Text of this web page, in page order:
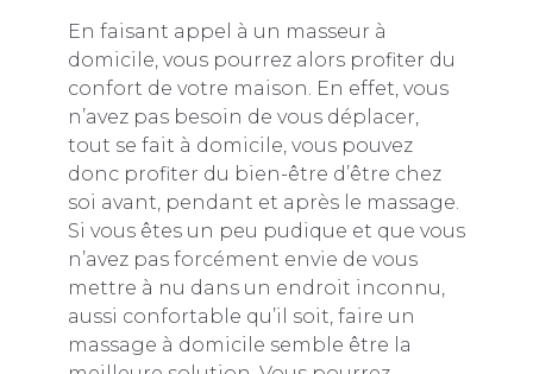
En faisant appel à un masseur à
domicile, vous pourrez alors profiter du
confort de votre maison. En effet, vous
n’avez pas besoin de vous déplacer,
tout se fait à domicile, vous pouvez
donc profiter du bien-être d’être chez
soi avant, pendant et après le massage.
Si vous êtes un peu pudique et que vous
n’avez pas forcément envie de vous
mettre à nu dans un endroit inconnu,
aussi confortable qu’il soit, faire un
massage à domicile semble être la